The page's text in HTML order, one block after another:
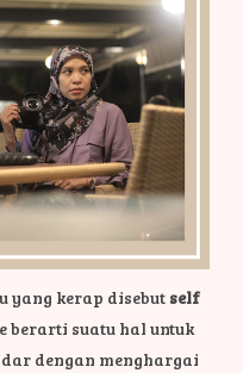
yang kerap disebut self
berarti suatu hal untuk
dengan menghargai